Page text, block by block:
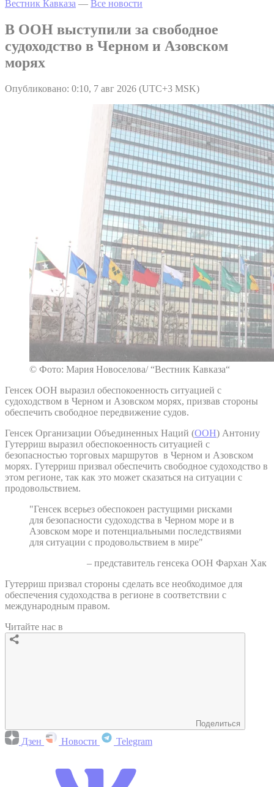
Вестник Кавказа — Все новости
В ООН выступили за свободное
судоходство в Черном и Азовском
морях
Опубликовано: 0:10, 7 авг 2026 (UTC+3 MSK)
© Фото: Мария Новоселова/ “Вестник Кавказа“
Генсек ООН выразил обеспокоенность ситуацией с
судоходством в Черном и Азовском морях, призвав стороны
обеспечить свободное передвижение судов.
Генсек Организации Объединенных Наций (ООН) Антониу
Гутерриш выразил обеспокоенность ситуацией с
безопасностью торговых маршрутов в Черном и Азовском
морях. Гутерриш призвал обеспечить свободное судоходство в
этом регионе, так как это может сказаться на ситуации с
продовольствием.
"Генсек всерьез обеспокоен растущими рисками
для безопасности судоходства в Черном море и в
Азовском море и потенциальными последствиями
для ситуации с продовольствием в мире"
– представитель генсека ООН Фархан Хак
Гутерриш призвал стороны сделать все необходимое для
обеспечения судоходства в регионе в соответствии с
международным правом.
Читайте нас в
Поделиться
Дзен Новости Telegram